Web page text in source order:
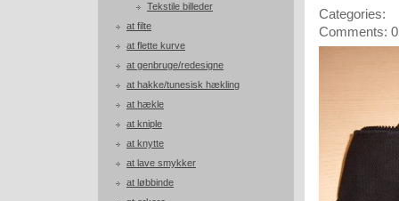
Tekstile billeder
at filte
at flette kurve
at genbruge/redesigne
at hakke/tunesisk hækling
at hækle
at kniple
at knytte
at lave smykker
at løbbinde
Categories:
Comments: 0